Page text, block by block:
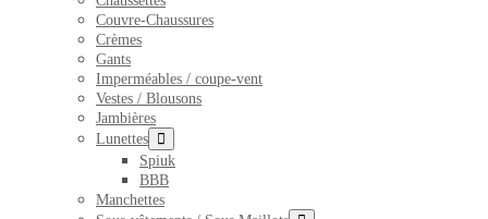
Couvre-Chaussures
Crèmes
Gants
Imperméables / coupe-vent
Vestes / Blousons
Jambières
Lunettes basculer
le
menu
Spiuk
BBB
Manchettes